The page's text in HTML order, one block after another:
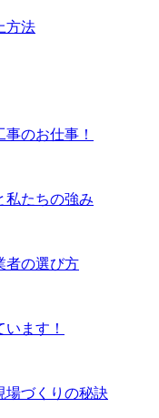
方法
のお仕事！
私たちの強み
者の選び方
ます！
場づくりの秘訣